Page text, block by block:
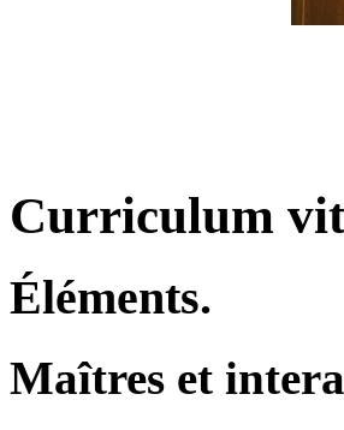
Curriculum
Éléments.
Maîtres et